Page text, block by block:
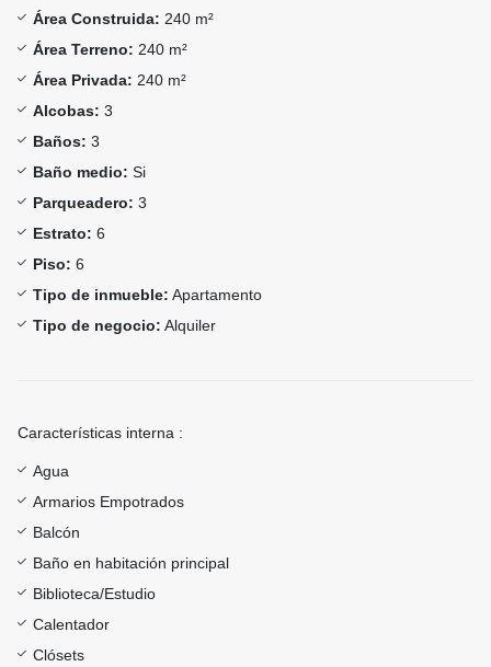
Área Construida: 240 m²
Área Terreno: 240 m²
Área Privada: 240 m²
Alcobas: 3
Baños: 3
Baño medio: Si
Parqueadero: 3
Estrato: 6
Piso: 6
Tipo de inmueble: Apartamento
Tipo de negocio: Alquiler
Características interna :
Agua
Armarios Empotrados
Balcón
Baño en habitación principal
Biblioteca/Estudio
Calentador
Clósets